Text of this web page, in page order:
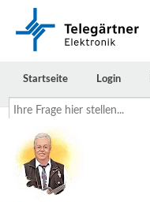
Ihre
Frage
stellen...
Startseite Login